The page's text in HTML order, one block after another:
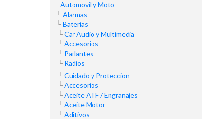
Automovil y Moto
Alarmas
Baterias
Car Audio y Multimedia
Accesorios
Parlantes
Radios
Cuidado y Proteccion
Accesorios
Aceite ATF / Engranajes
Aceite Motor
Aditivos